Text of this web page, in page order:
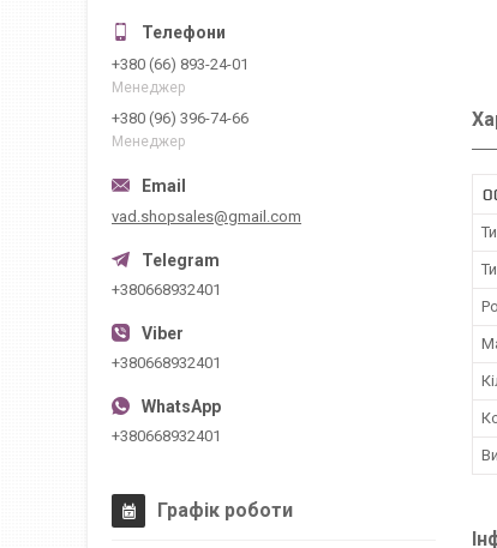
+380 (66) 893-24-01
Менеджер
+380 (96) 396-74-66
Менеджер
vad.shopsales@gmail.com
+380668932401
+380668932401
+380668932401
Графік роботи